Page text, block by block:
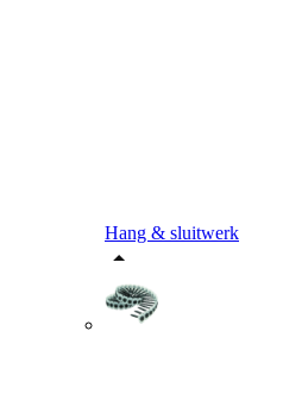
Hang & sluitwerk